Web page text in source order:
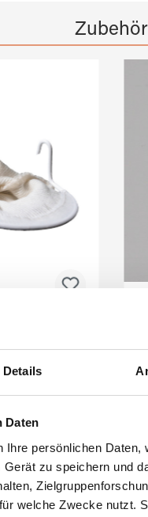
Details
Daten
Ihre persönlichen
zu speichern und
welche Zwecke nutzt.
Zubehör
könnte Sie auch